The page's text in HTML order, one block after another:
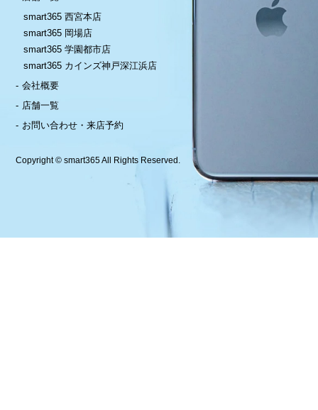
smart365 西宮本店
smart365 岡場店
smart365 学園都市店
smart365 カインズ神戸深江浜店
会社概要
店舗一覧
お問い合わせ・来店予約
Copyright © smart365 All Rights Reserved.